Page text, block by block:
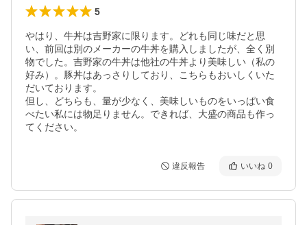
5
やはり、牛丼は吉野家に限ります。どれも同じ味だと思
い、前回は別のメーカーの牛丼を購入しましたが、全く別
物でした。吉野家の牛丼は他社の牛丼より美味しい（私の
好み）。豚丼はあっさりしており、こちらもおいしくいた
だいております。
但し、どちらも、量が少なく、美味しいものをいっぱい食
べたい私には物足りません。できれば、大盛の商品も作っ
てください。
違反報告 いいね 0